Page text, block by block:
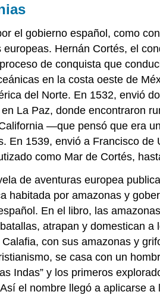
el gobierno español, como
Hernán Cortés, el
de conquista que
en la costa oeste de
del Norte. En 1532, envió
La Paz, donde encontraron
—que pensó que era
En 1539, envió a Francisco
como Mar de Cortés,
de aventuras europea
habitada por amazonas y
En el libro, las
atrapan y domestican
con sus amazonas y
se casa con un
Indas” y los primeros
el nombre llegó a aplicarse